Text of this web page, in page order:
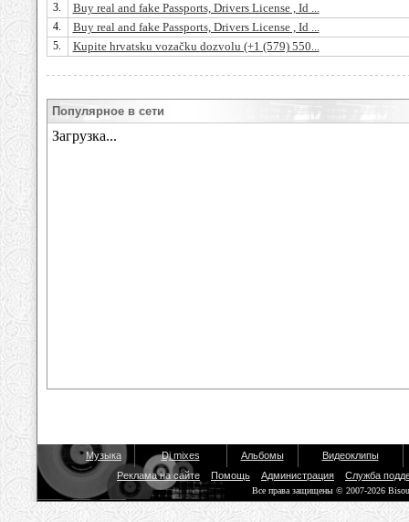
3. Buy real and fake Passports, Drivers License , Id ...
4. Buy real and fake Passports, Drivers License , Id ...
5. Kupite hrvatsku vozačku dozvolu (+1 (579) 550...
Популярное в сети
Музыка Dj mixes Альбомы
Видеоклипы
Реклама на сайте
Помощь Администрация Служба
Все права защищены © 2007-2026